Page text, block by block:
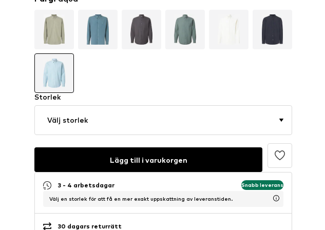
Storlek
Välj storlek
Lägg till i varukorgen
3 - 4 arbetsdagar Snabb leverans
Välj en storlek för att få en mer exakt uppskattning av leveranstiden.
30 dagars returrätt